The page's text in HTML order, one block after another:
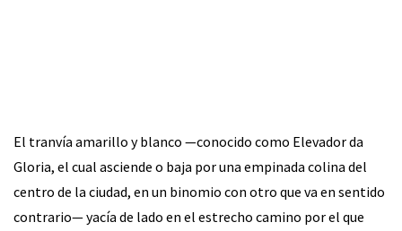
El tranvía amarillo y blanco —conocido como Elevador da
Gloria, el cual asciende o baja por una empinada colina del
centro de la ciudad, en un binomio con otro que va en sentido
contrario— yacía de lado en el estrecho camino por el que